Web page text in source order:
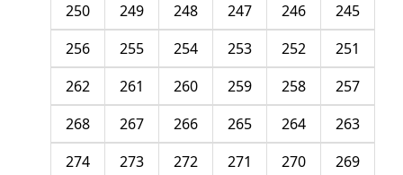
245
246
247
248
249
250
251
252
253
254
255
256
257
258
259
260
261
262
263
264
265
266
267
268
269
270
271
272
273
274